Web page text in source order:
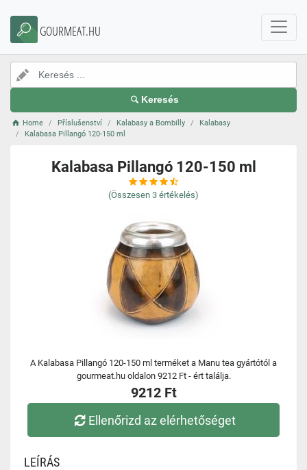
GOURMEAT.HU
Keresés
Home Příslušenství Kalabasy a Bombilly
Kalabasy
Kalabasa Pillangó 120-150 ml
Kalabasa Pillangó 120-150 ml
(Összesen 3 értékelés)
A Kalabasa Pillangó 120-150 ml terméket a Manu tea gyártótól a
gourmeat.hu oldalon 9212 Ft - ért találja.
9212 Ft
Ellenőrizd az elérhetőséget
LEÍRÁS